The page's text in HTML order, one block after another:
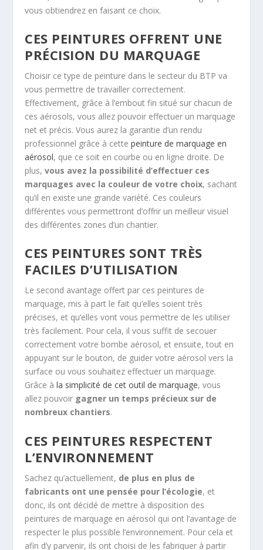
vous obtiendrez en faisant ce choix.
CES PEINTURES OFFRENT UNE
PRÉCISION DU MARQUAGE
Choisir ce type de peinture dans le secteur du BTP va
vous permettre de travailler correctement.
Effectivement, grâce à l’embout fin situé sur chacun de
ces aérosols, vous allez pouvoir effectuer un marquage
net et précis. Vous aurez la garantie d’un rendu
professionnel grâce à cettepeinture de marquage en
aérosol, que ce soit en courbe ou en ligne droite. De
plus,vous avez la possibilité d’effectuer ces
marquages avec la couleur de votre choix, sachant
qu’il en existe une grande variété. Ces couleurs
différentes vous permettront d’offrir un meilleur visuel
des différentes zones d’un chantier.
CES PEINTURES SONT TRÈS
FACILES D’UTILISATION
Le second avantage offert par ces peintures de
marquage, mis à part le fait qu’elles soient très
précises, et qu’elles vont vous permettre de les utiliser
très facilement. Pour cela, il vous suffit de secouer
correctement votre bombe aérosol, et ensuite, tout en
appuyant sur le bouton, de guider votre aérosol vers la
surface ou vous souhaitez effectuer un marquage.
Grâce àla simplicité de cet outil de marquage, vous
allez pouvoir gagner un temps précieux sur de
nombreux chantiers.
CES PEINTURES RESPECTENT
L’ENVIRONNEMENT
Sachez qu’actuellement, de plus en plus de
fabricants ont une pensée pour l’écologie, et
donc, ils ont décidé de mettre à disposition des
peintures de marquage en aérosol qui ont l’avantage de
respecter le plus possible l’environnement. Pour cela et
afin d’y parvenir, ils ont choisi de les fabriquer à partir